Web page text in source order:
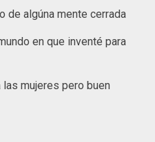
de algúna mente cerrada
en que inventé para
mujeres pero buen